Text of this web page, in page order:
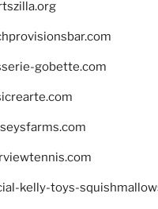
gobette.com
kelly-toys-